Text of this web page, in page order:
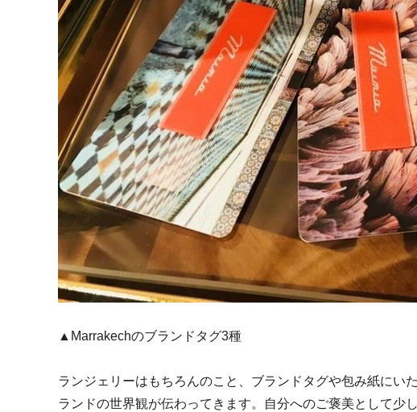
▲Marrakechのブランドタグ3種
ランジェリーはもちろんのこと、ブランドタグや包み紙にい
ランドの世界観が伝わってきます。自分へのご褒美として少